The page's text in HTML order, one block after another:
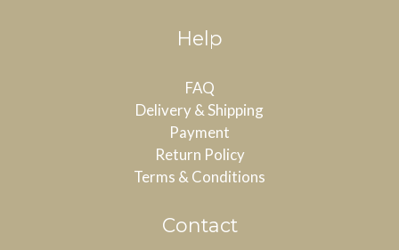
Help
FAQ
Delivery & Shipping
Payment
Return Policy
Terms & Conditions
Contact